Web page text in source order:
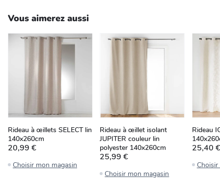
Vous aimerez aussi
Rideau à œillets SELECT lin
140x260cm
20,99 €
Choisir mon magasin
Rideau à œillet isolant
JUPITER couleur lin
polyester 140x260cm
25,99 €
Choisir mon magasin
Rideau
25,40 €